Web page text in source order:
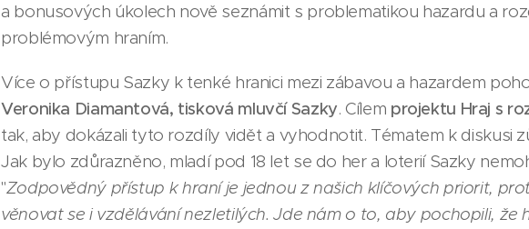
a bonusových úkolech nově seznámit s problematikou hazardu a
problémovým hraním.
Více o přístupu Sazky k tenké hranici mezi zábavou a hazardem
Veronika Diamantová, tisková mluvčí Sazky. Cílem projektu Hraj s
tak, aby dokázali tyto rozdíly vidět a vyhodnotit. Tématem k diskusi
Jak bylo zdůrazněno, mladí pod 18 let se do her a loterií Sazky
"Zodpovědný přístup k hraní je jednou z našich klíčových priorit,
věnovat se i vzdělávání nezletilých. Jde nám o to, aby pochopili, že